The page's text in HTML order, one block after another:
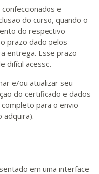
e
do curso, quando o
do respectivo
prazo dado pelos
entrega. Esse prazo
difícil acesso.
e/ou atualizar seu
do certificado e dados
para o envio
adquira).
em uma interface